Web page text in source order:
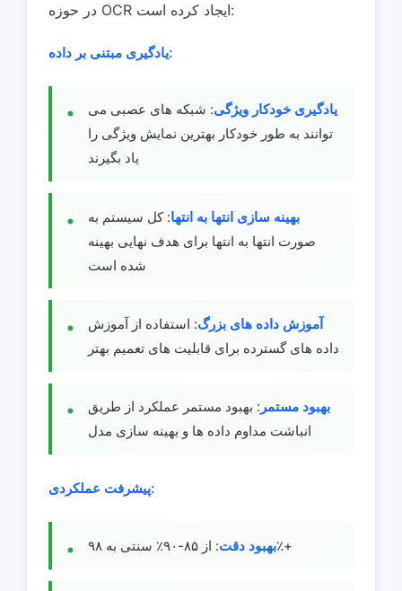
در حوزه OCR ایجاد کرده است:
یادگیری مبتنی بر داده:
یادگیری خودکار ویژگی: شبکه های عصبی می
توانند به طور خودکار بهترین نمایش ویژگی را
یاد بگیرند
بهینه سازی انتها به انتها: کل سیستم به
صورت انتها به انتها برای هدف نهایی بهینه
شده است
آموزش داده های بزرگ: استفاده از آموزش
داده های گسترده برای قابلیت های تعمیم بهتر
بهبود مستمر : بهبود مستمر عملکرد از طریق
انباشت مداوم داده ها و بهینه سازی مدل
پیشرفت عملکردی:
بهبود دقت: از ۸۵-۹۰٪ سنتی به ۹۸٪+